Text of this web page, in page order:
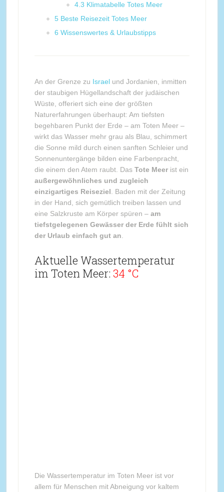
4.3 Klimatabelle Totes Meer
5 Beste Reisezeit Totes Meer
6 Wissenswertes & Urlaubstipps
An der Grenze zu Israelund Jordanien, inmitten
der staubigen Hügellandschaft der judäischen
Wüste, offeriert sich eine der größten
Naturerfahrungen überhaupt: Am tiefsten
begehbaren Punkt der Erde – am Toten Meer –
wirkt das Wasser mehr grau als Blau, schimmert
die Sonne mild durch einen sanften Schleier und
Sonnenuntergänge bilden eine Farbenpracht,
die einem den Atem raubt. Das Tote Meerist ein
außergewöhnliches und zugleich
einzigartiges Reiseziel . Baden mit der Zeitung
in der Hand, sich gemütlich treiben lassen und
eine Salzkruste am Körper spüren – am
tiefstgelegenen Gewässer der Erde fühlt sich
der Urlaub einfach gut an
Aktuelle Wassertemperatur
im Toten Meer: 34 °C
Die Wassertemperatur im Toten Meer ist vor
allem für Menschen mit Abneigung vor kaltem